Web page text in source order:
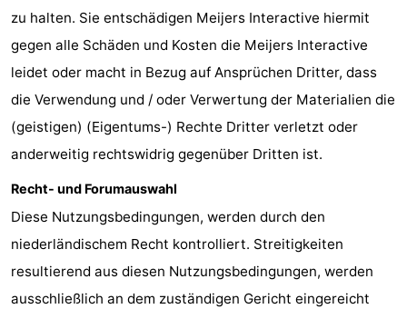
Panne
Natur
Wetter
zu halten. Sie entschädigen Meijers Interactive hiermit
gegen alle Schäden und Kosten die Meijers Interactive
leidet oder macht in Bezug auf Ansprüchen Dritter, dass
die Verwendung und / oder Verwertung der Materialien die
(geistigen) (Eigentums-) Rechte Dritter verletzt oder
anderweitig rechtswidrig gegenüber Dritten ist.
Recht- und Forumauswahl
Diese Nutzungsbedingungen, werden durch den
niederländischem Recht kontrolliert. Streitigkeiten
resultierend aus diesen Nutzungsbedingungen, werden
ausschließlich an dem zuständigen Gericht eingereicht